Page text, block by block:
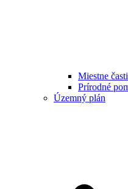
Miestne
Prírodné
Územný plán